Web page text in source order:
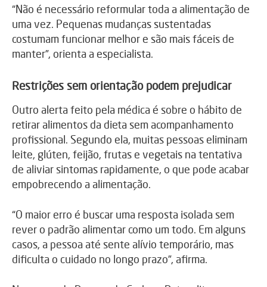
“Não é necessário reformular toda a alimentação de
uma vez. Pequenas mudanças sustentadas
costumam funcionar melhor e são mais fáceis de
manter”, orienta a especialista.
Restrições sem orientação podem prejudicar
Outro alerta feito pela médica é sobre o hábito de
retirar alimentos da dieta sem acompanhamento
profissional. Segundo ela, muitas pessoas eliminam
leite, glúten, feijão, frutas e vegetais na tentativa
de aliviar sintomas rapidamente, o que pode acabar
empobrecendo a alimentação.
“O maior erro é buscar uma resposta isolada sem
rever o padrão alimentar como um todo. Em alguns
casos, a pessoa até sente alívio temporário, mas
dificulta o cuidado no longo prazo”, afirma.